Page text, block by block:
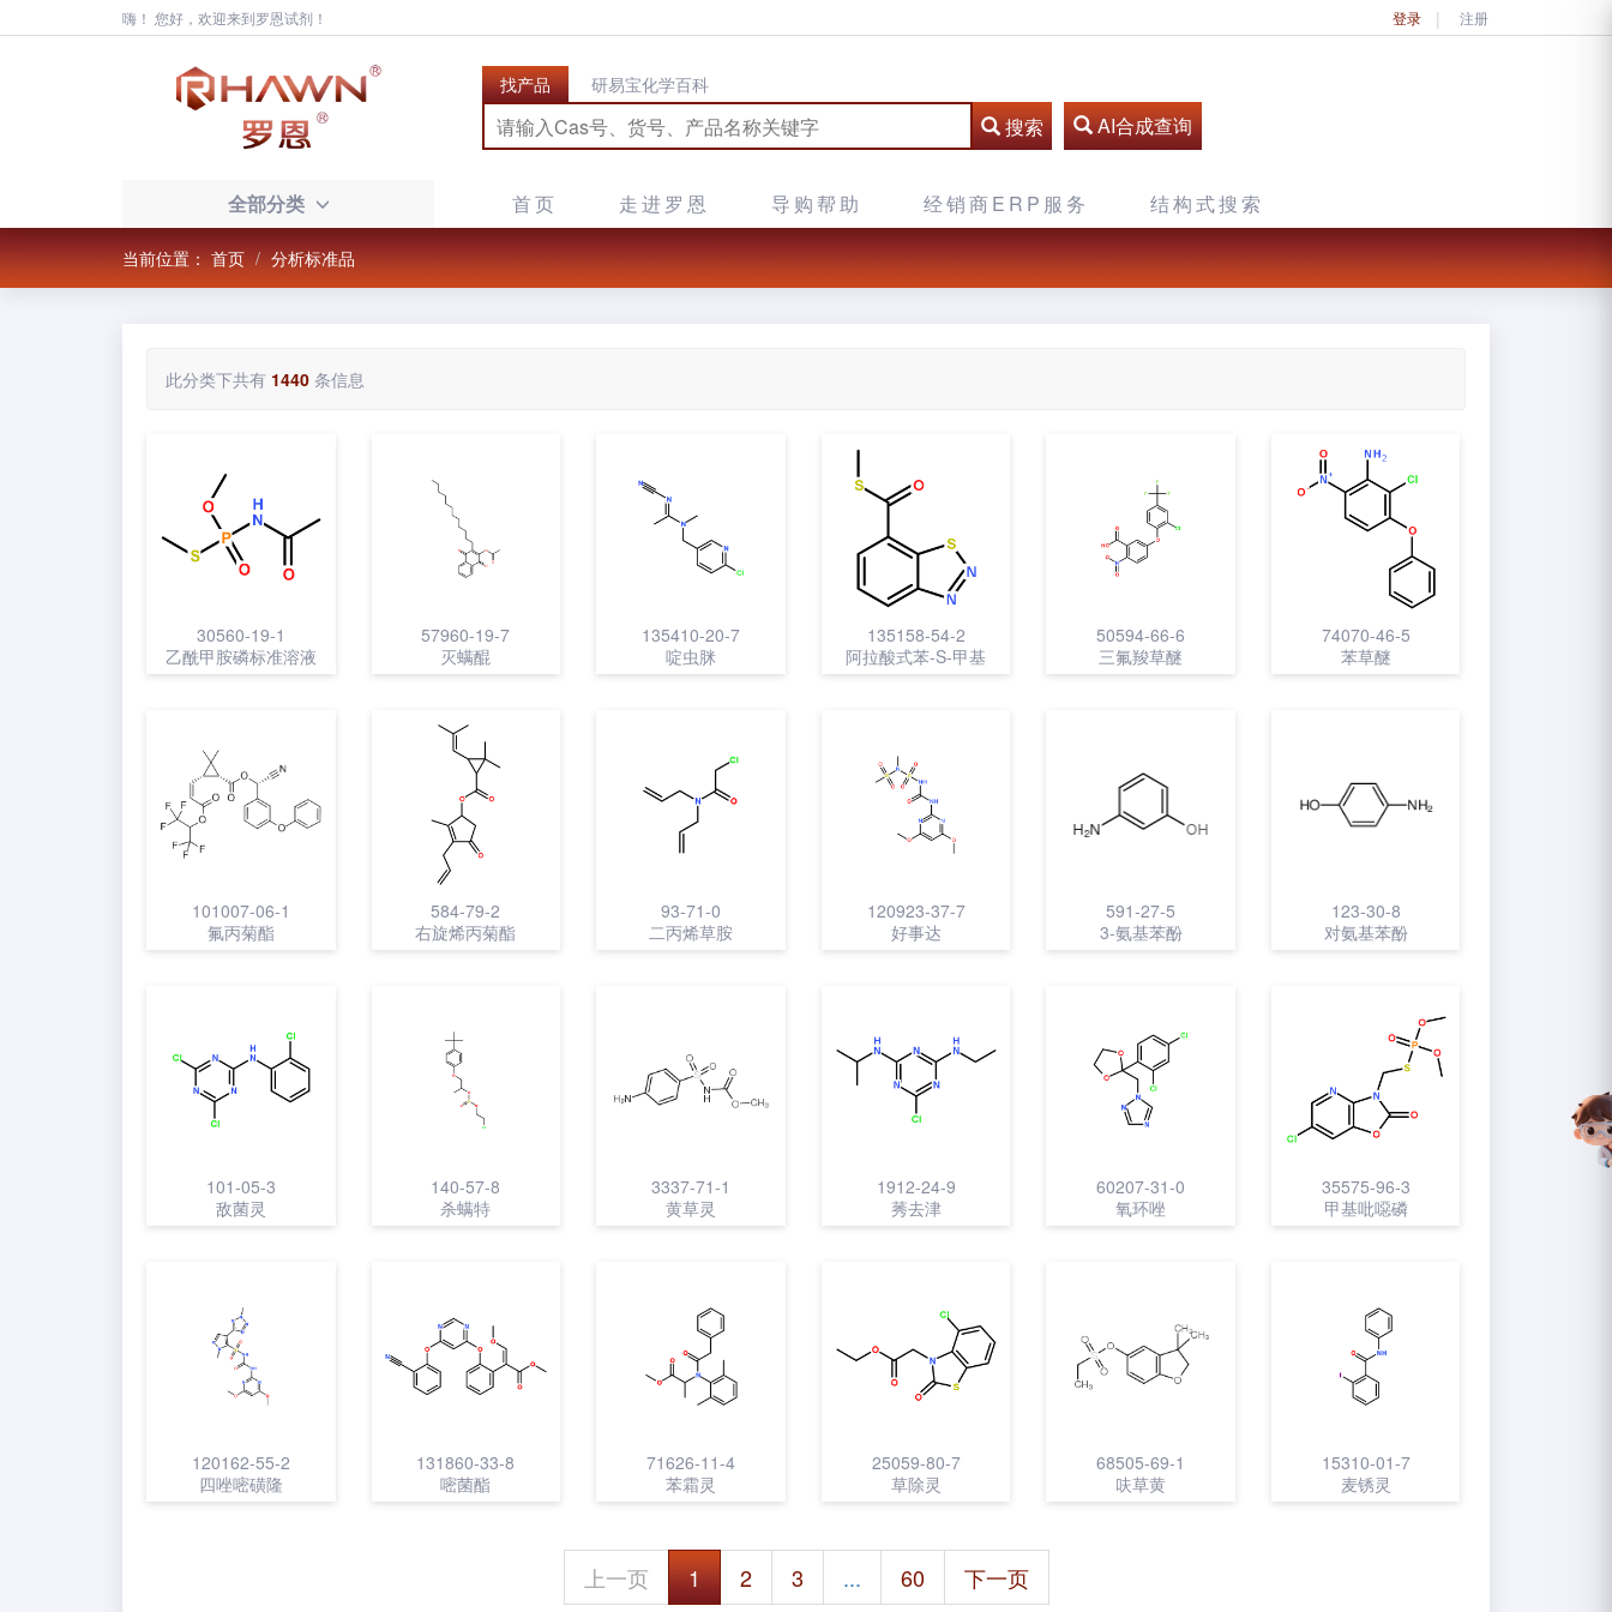
嗨！ 您好，欢迎来到罗恩试剂！ 登录 注册
找产品 研易宝化学百科
搜索 AI合成查询
全部分类 首页 走进罗恩 导购帮助 经销商ERP服务 结构式搜索
当前位置：首页 分析标准品
此分类下共有 1440 条信息
30560-19-1
乙酰甲胺磷标准溶液
57960-19-7
灭螨醌
135410-20-7
啶虫脒
135158-54-2
阿拉酸式苯-S-甲基
50594-66-6
三氟羧草醚
74070-46-5
苯草醚
101007-06-1
氟丙菊酯
584-79-2
右旋烯丙菊酯
93-71-0
二丙烯草胺
120923-37-7
好事达
591-27-5
3-氨基苯酚
123-30-8
对氨基苯酚
101-05-3
敌菌灵
140-57-8
杀螨特
3337-71-1
黄草灵
1912-24-9
莠去津
60207-31-0
氧环唑
35575-96-3
甲基吡噁磷
120162-55-2
四唑嘧磺隆
131860-33-8
嘧菌酯
71626-11-4
苯霜灵
25059-80-7
草除灵
68505-69-1
呋草黄
15310-01-7
麦锈灵
上一页 1 2 3 ... 60 下一页